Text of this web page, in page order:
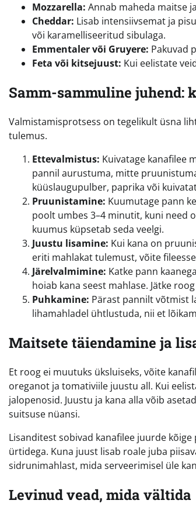
Mozzarella: Annab maheda maitse
Cheddar: Lisab intensiivsemat ja
või karamelliseeritud sibulaga.
Emmentaler või Gruyere: Pakuvad
Feta või kitsejuust: Kui eelistate
Samm-sammuline juhend:
Valmistamisprotsess on tegelikult üsna
tulemus.
Ettevalmistus: Kuivatage kanafilee
pannil aurustuma, mitte
küüslaugupulber, paprika või
Pruunistamine: Kuumutage pann
poolt umbes 3–4 minutit, kuni need
kuumus küpsetab seda veelgi.
Juustu lisamine: Kui kana on
eriti mahlakat tulemust, võite
Järelvalmimine: Katke pann
hoiab kana seest mahlase. Jätke
Puhkamine: Pärast pannilt võtmist
lihamahladel ühtlustuda, nii et
Maitsete täiendamine ja
Et roog ei muutuks üksluiseks, võite
oreganot ja tomativiile juustu all. Kui
jalopenosid. Juustu ja kana alla võib
suitsuse nüansi.
Lisanditest sobivad kanafilee juurde
ürtidega. Kuna juust lisab roale juba
sidrunimahlast, mida serveerimisel üle
Levinud vead, mida vältida